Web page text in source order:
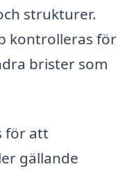
strukturer.
kontrolleras för
brister som
för att
gällande